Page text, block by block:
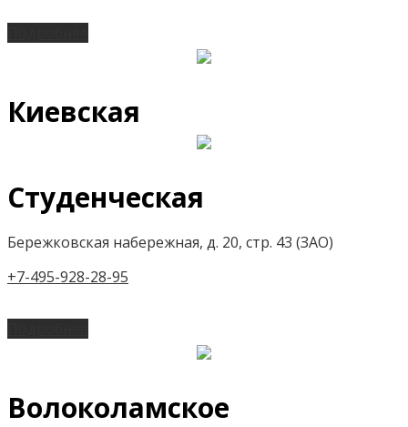
Киевская
Студенческая
Бережковская набережная, д. 20, стр. 43 (ЗАО)
+7-495-928-28-95
Волоколамское